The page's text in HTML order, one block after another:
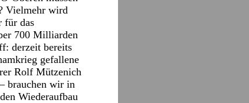
Vielmehr wird
für das
700 Milliarden
derzeit bereits
gefallene
Rolf Mützenich
brauchen wir in
Wiederaufbau